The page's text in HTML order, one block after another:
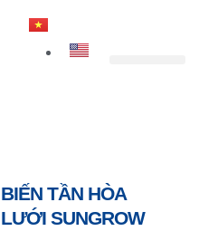
BIẾN TẦN HÒA
LƯỚI SUNGROW